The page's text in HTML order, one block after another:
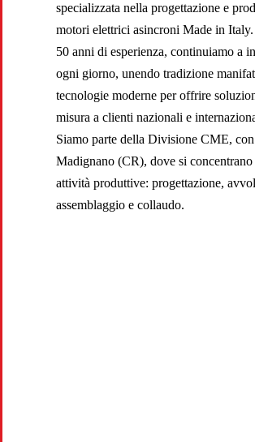
specializzata nella progettazione e
motori elettrici asincroni Made in
50 anni di esperienza, continuiamo a
ogni giorno, unendo tradizione
tecnologie moderne per offrire
misura a clienti nazionali e
Siamo parte della Divisione CME, con
Madignano (CR), dove si concentrano
attività produttive: progettazione,
assemblaggio e collaudo.